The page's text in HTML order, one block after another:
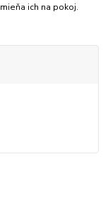
ich na pokoj.